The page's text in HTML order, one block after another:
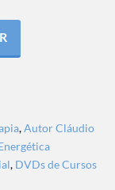
,Autor Cláudio
, DVDs de Cursos